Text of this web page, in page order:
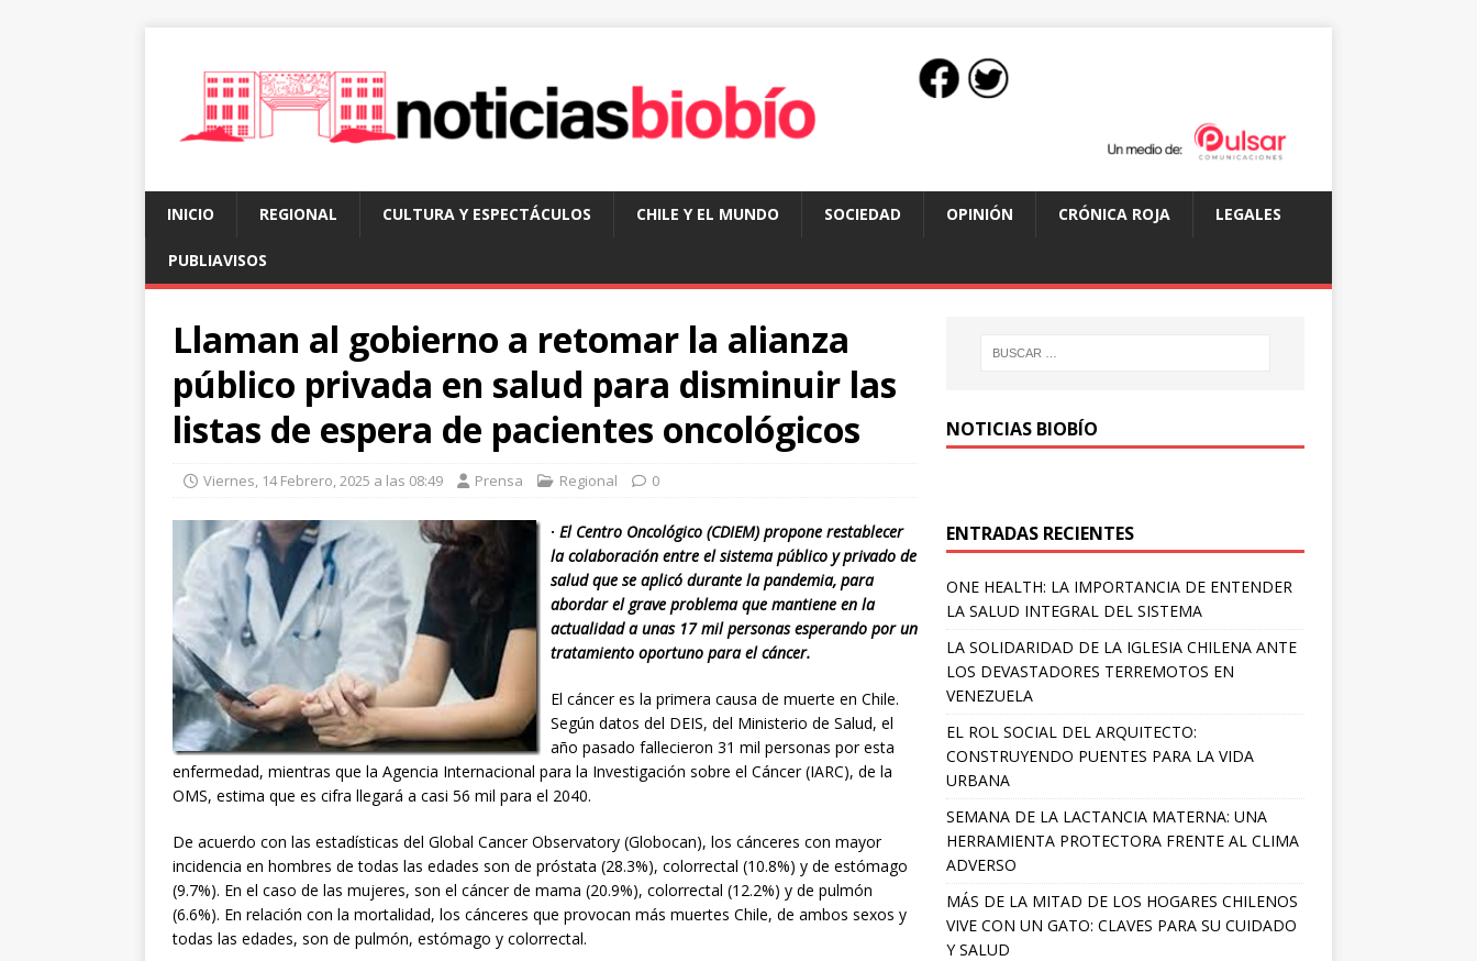
INICIO REGIONAL CULTURA Y ESPECTÁCULOS CHILE Y EL MUNDO SOCIEDAD OPINIÓN CRÓNICA ROJA LEGALES
PUBLIAVISOS
Llaman al gobierno a retomar la alianza
público privada en salud para disminuir las
listas de espera de pacientes oncológicos
Viernes, 14 Febrero, 2025 a las 08:49 Prensa Regional 0
· El Centro Oncológico (CDIEM) propone restablecer
la colaboración entre el sistema público y privado de
salud que se aplicó durante la pandemia, para
abordar el grave problema que mantiene en la
actualidad a unas 17 mil personas esperando por un
tratamiento oportuno para el cáncer.
El cáncer es la primera causa de muerte en Chile.
Según datos del DEIS, del Ministerio de Salud, el
año pasado fallecieron 31 mil personas por esta
enfermedad, mientras que la Agencia Internacional para la Investigación sobre el Cáncer (IARC), de la
OMS, estima que es cifra llegará a casi 56 mil para el 2040.
De acuerdo con las estadísticas del Global Cancer Observatory (Globocan), los cánceres con mayor
incidencia en hombres de todas las edades son de próstata (28.3%), colorrectal (10.8%) y de estómago
(9.7%). En el caso de las mujeres, son el cáncer de mama (20.9%), colorrectal (12.2%) y de pulmón
(6.6%). En relación con la mortalidad, los cánceres que provocan más muertes Chile, de ambos sexos y
todas las edades, son de pulmón, estómago y colorrectal.
NOTICIAS BIOBÍO
ENTRADAS RECIENTES
ONE HEALTH: LA IMPORTANCIA DE ENTENDER
LA SALUD INTEGRAL DEL SISTEMA
LA SOLIDARIDAD DE LA IGLESIA CHILENA ANTE
LOS DEVASTADORES TERREMOTOS EN
VENEZUELA
EL ROL SOCIAL DEL ARQUITECTO:
CONSTRUYENDO PUENTES PARA LA VIDA
URBANA
SEMANA DE LA LACTANCIA MATERNA: UNA
HERRAMIENTA PROTECTORA FRENTE AL CLIMA
ADVERSO
MÁS DE LA MITAD DE LOS HOGARES CHILENOS
VIVE CON UN GATO: CLAVES PARA SU CUIDADO
Y SALUD